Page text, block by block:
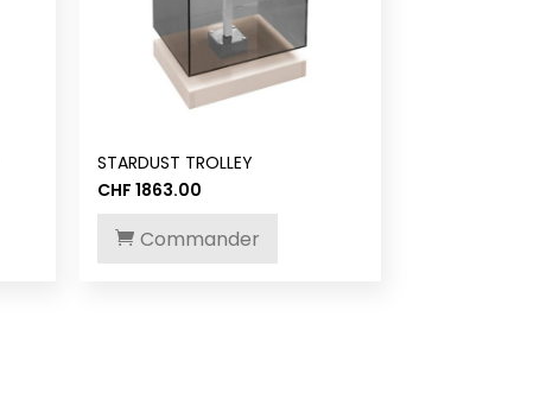
STARDUST TROLLEY
CHF 1863.00
Commander